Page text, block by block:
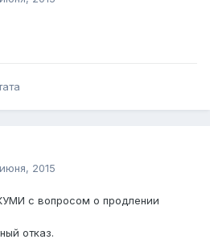
2015
с вопросом о продлении
отказ.